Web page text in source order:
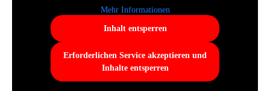
Mehr Informationen
Inhalt entsperren
Erforderlichen Service akzeptieren und
Inhalte entsperren